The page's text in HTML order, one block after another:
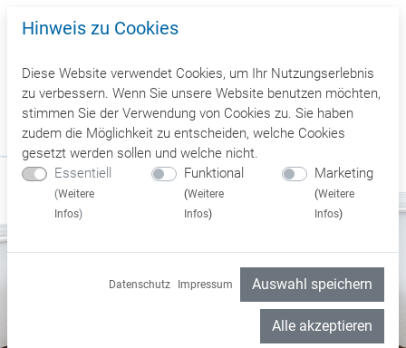
Hinweis zu Cookies
Diese Website verwendet Cookies, um Ihr Nutzungserlebnis
zu verbessern. Wenn Sie unsere Website benutzen möchten,
stimmen Sie der Verwendung von Cookies zu. Sie haben
zudem die Möglichkeit zu entscheiden, welche Cookies
gesetzt werden sollen und welche nicht.
Essentiell
(Weitere
Infos)
Funktional
(Weitere
Infos)
Marketing
(Weitere
Infos)
Datenschutz Impressum Auswahl speichern
Alle akzeptieren